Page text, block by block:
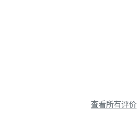
查看所有评价